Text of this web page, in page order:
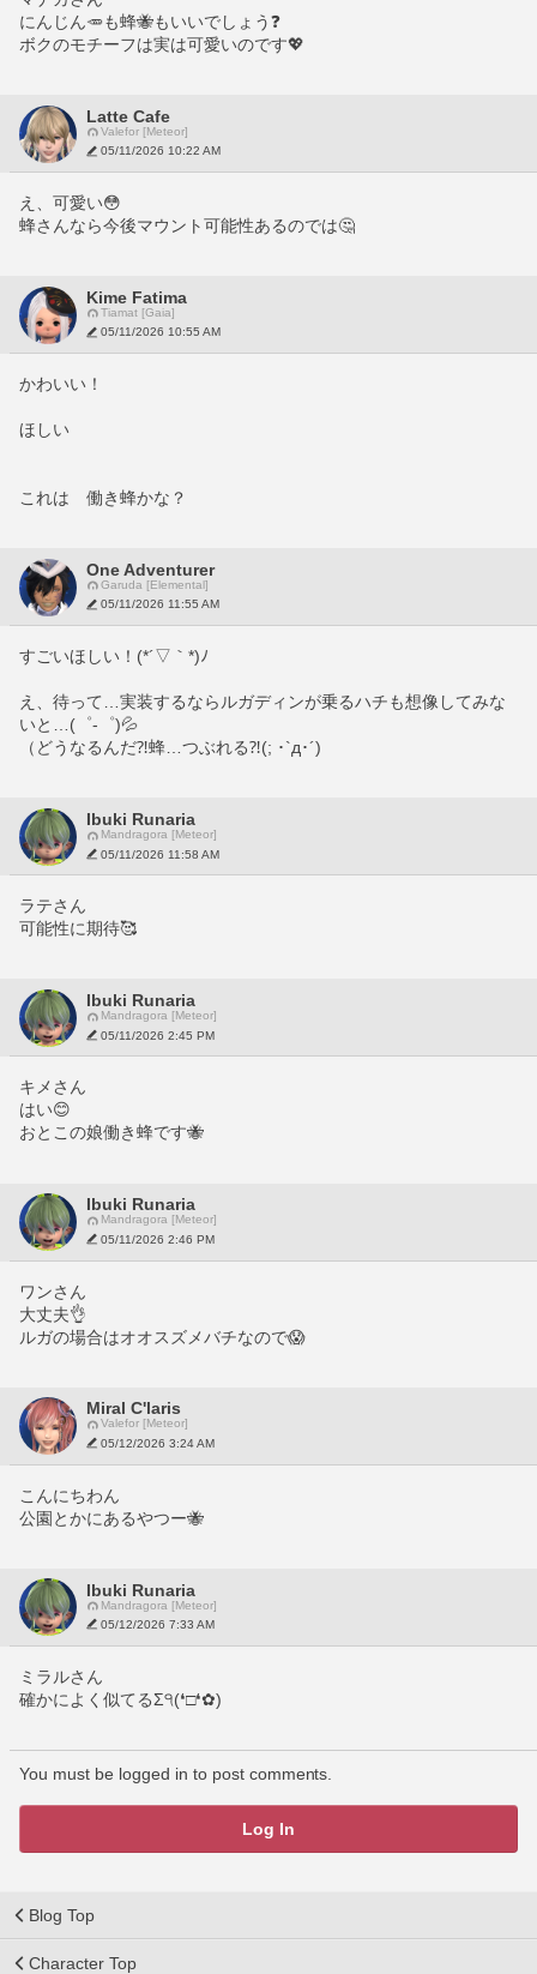
にんじん🥕も蜂🐝もいいでしょう❓
ボクのモチーフは実は可愛いのです💖
Latte Cafe
Valefor [Meteor]
05/11/2026 10:22 AM
え、可愛い😳
蜂さんなら今後マウント可能性あるのでは🤔
Kime Fatima
Tiamat [Gaia]
05/11/2026 10:55 AM
かわいい！
ほしい
これは　働き蜂かな？
One Adventurer
Garuda [Elemental]
05/11/2026 11:55 AM
すごいほしい！(*´▽｀*)ﾉ
え、待って…実装するならルガディンが乗るハチも想像してみな
いと…(゜-゜)💦
（どうなるんだ⁈蜂…つぶれる⁈(; ･`д･´)
Ibuki Runaria
Mandragora [Meteor]
05/11/2026 11:58 AM
ラテさん
可能性に期待🥰
Ibuki Runaria
Mandragora [Meteor]
05/11/2026 2:45 PM
キメさん
はい😊
おとこの娘働き蜂です🐝
Ibuki Runaria
Mandragora [Meteor]
05/11/2026 2:46 PM
ワンさん
大丈夫👌
ルガの場合はオオスズメバチなので😱
Miral C'laris
Valefor [Meteor]
05/12/2026 3:24 AM
こんにちわん
公園とかにあるやつー🐝
Ibuki Runaria
Mandragora [Meteor]
05/12/2026 7:33 AM
ミラルさん
確かによく似てるΣ੧(❛□❛✿)
You must be logged in to post comments.
Log In
Blog Top
Character Top